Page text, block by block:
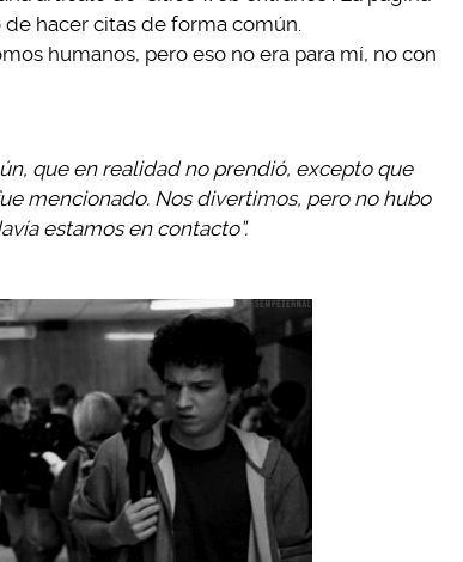
hacer citas de forma común.
humanos, pero eso no era para mí, no con
que en realidad no prendió, excepto que
mencionado. Nos divertimos, pero no hubo
estamos en contacto”.